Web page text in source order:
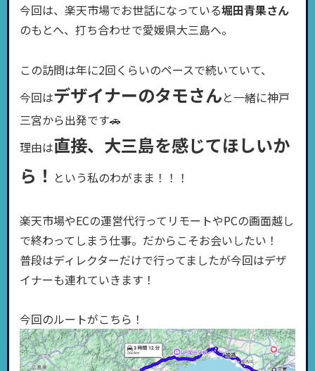
今回は、楽天市場でお世話になっている堀田青果さん
のもとへ、打ち合わせで愛媛県大三島へ。
この訪問は年に2回くらいのペースで続いていて、
今回はデザイナーのタモさんと一緒に神戸
三宮から出発です🚗
理由は直接、大三島を感じてほしいか
ら！ という私のわがまま！！！
楽天市場やECの運営代行ってリモートやPCの画面越し
で終わってしまう仕事。だからこそお会いしたい！
普段はディレクターだけで行ってましたが今回はデザ
イナーも連れていきます！
今回のルートがこちら！